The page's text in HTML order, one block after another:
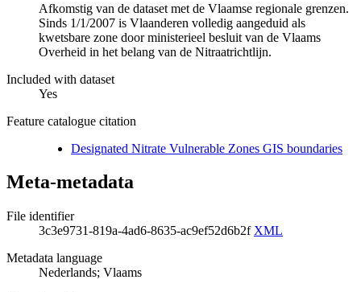
Afkomstig van de dataset met de Vlaamse regionale grenzen.
Sinds 1/1/2007 is Vlaanderen volledig aangeduid als
kwetsbare zone door ministerieel besluit van de Vlaams
Overheid in het belang van de Nitraatrichtlijn.
Included with dataset
Yes
Feature catalogue citation
Designated Nitrate Vulnerable Zones GIS boundaries
Meta-metadata
File identifier
3c3e9731-819a-4ad6-8635-ac9ef52d6b2f XML
Metadata language
Nederlands; Vlaams